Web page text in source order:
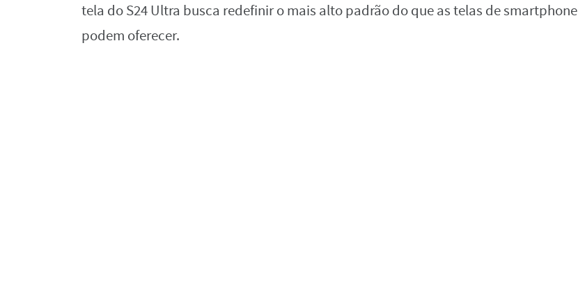
tela do S24 Ultra busca redefinir o mais alto padrão do que as telas de smartphone
podem oferecer.